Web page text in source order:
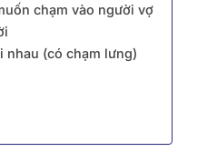
chạm vào người vợ
nhau (có chạm lưng)